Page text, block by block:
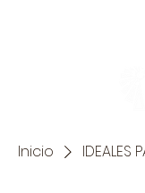
Inicio IDEALES